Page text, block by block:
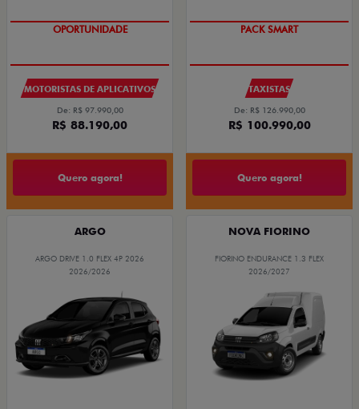
OPORTUNIDADE
MOTORISTAS DE APLICATIVOS
De: R$ 97.990,00
R$ 88.190,00
Quero agora!
PACK SMART
TAXISTAS
De: R$ 126.990,00
R$ 100.990,00
Quero agora!
ARGO
ARGO DRIVE 1.0 FLEX 4P 2026
2026/2026
NOVA FIORINO
FIORINO ENDURANCE 1.3 FLEX
2026/2027